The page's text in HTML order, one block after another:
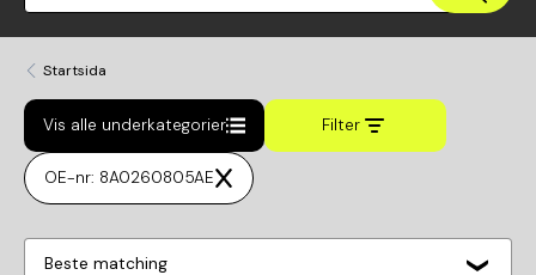
Startsida
Vis alle underkategorier Filter
OE-nr: 8A0260805AE
Beste matching